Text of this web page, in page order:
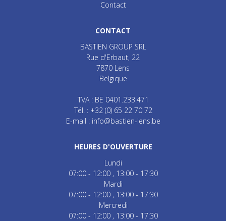
Contact
CONTACT
BASTIEN GROUP SRL
Rue d'Erbaut, 22
7870 Lens
Belgique
TVA : BE 0401.233.471
Tél. : +32 (0) 65 22 70 72
E-mail : info@bastien-lens.be
HEURES D'OUVERTURE
Lundi
07:00 - 12:00
13:00 - 17:30
Mardi
07:00 - 12:00
13:00 - 17:30
Mercredi
07:00 - 12:00
13:00 - 17:30